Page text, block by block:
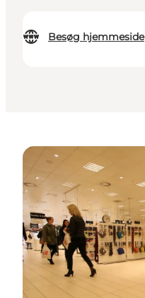
Besøg hjemmeside